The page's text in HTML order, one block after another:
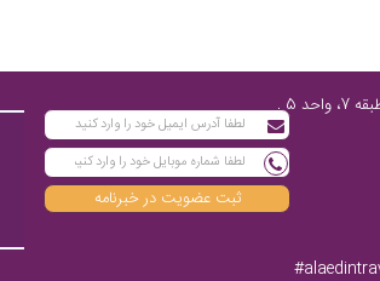
تهران، پاسداران شمالی، پایین‌تر از چهارراه فرمانیه، مابین نارنجستان چهارم و رز، مجتمع آرتمیس فرمانیه، طبقه 7، واحد 5 ,
ثبت عضویت در خبرنامه